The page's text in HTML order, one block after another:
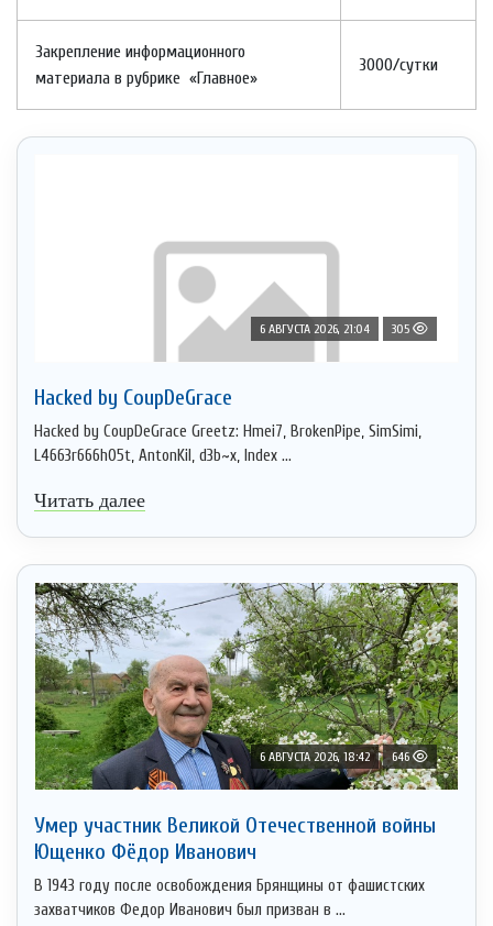
Закрепление информационного
материала в рубрике «Главное»
3000/сутки
6 АВГУСТА 2026, 21:04 305
Hacked by CoupDeGrace
Hacked by CoupDeGrace Greetz: Hmei7, BrokenPipe, SimSimi,
L4663r666h05t, AntonKil, d3b~x, Index ...
Читать далее
6 АВГУСТА 2026, 18:42 646
Умер участник Великой Отечественной войны
Ющенко Фёдор Иванович
В 1943 году после освобождения Брянщины от фашистских
захватчиков Федор Иванович был призван в ...